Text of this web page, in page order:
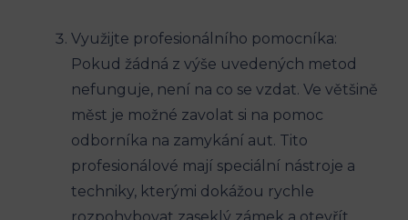
Využijte profesionálního pomocníka:
Pokud žádná z výše uvedených metod
nefunguje, není na co se vzdat. Ve většině
měst je možné zavolat si na pomoc
odborníka na zamykání aut. Tito
profesionálové mají speciální nástroje a
techniky, kterými dokážou rychle
rozpohybovat zaseklý zámek a otevřít